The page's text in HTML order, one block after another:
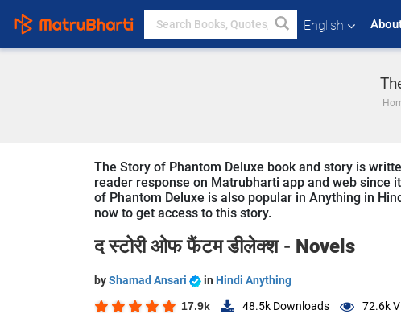
English
The Story of Phantom Deluxe book and story is
reader response on Matrubharti app and web
of Phantom Deluxe is also popular in Anything in
now to get access to this story.
द स्टोरी ओफ फैंटम डीलेक्श - Novels
byShamad Ansari in Hindi Anything
17.9k 48.5k Downloads 72.6k